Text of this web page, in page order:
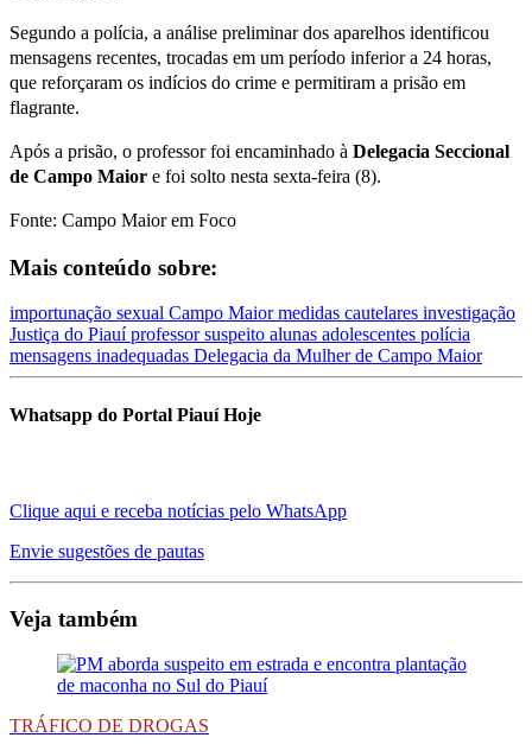
Segundo a polícia, a análise preliminar dos aparelhos identificou
mensagens recentes, trocadas em um período inferior a 24 horas,
que reforçaram os indícios do crime e permitiram a prisão em
flagrante.
Após a prisão, o professor foi encaminhado à Delegacia Seccional
de Campo Maior e foi solto nesta sexta-feira (8).
Fonte: Campo Maior em Foco
Mais conteúdo sobre:
importunação sexual Campo Maiormedidas cautelares investigação
Justiça do Piauíprofessor suspeito alunas adolescentes polícia
mensagens inadequadas Delegacia da Mulher de Campo Maior
Whatsapp do Portal Piauí Hoje
Clique aqui e receba notícias pelo WhatsApp
Envie sugestões de pautas
Veja também
TRÁFICO DE DROGAS